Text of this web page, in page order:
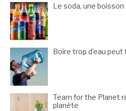
Le soda, une
Boire trop d’eau peut
Team for the Planet
planète